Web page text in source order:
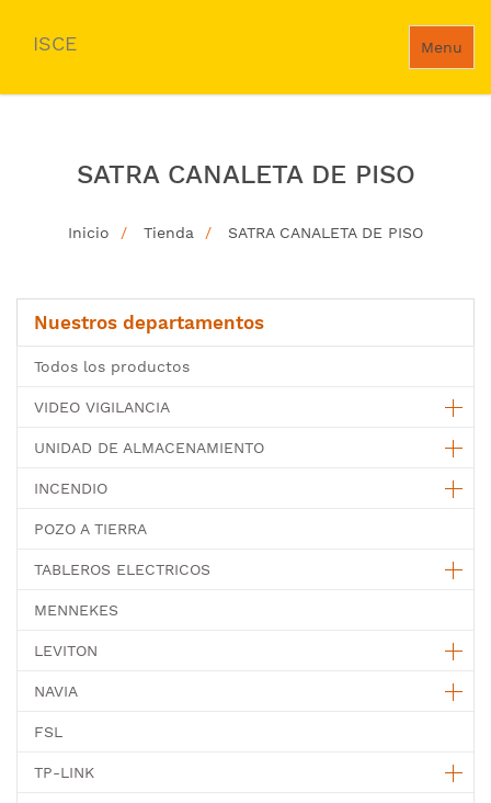
Menu
ISCE
SATRA CANALETA DE PISO
Inicio Tienda SATRA CANALETA DE PISO
Nuestros departamentos
Todos los productos
VIDEO VIGILANCIA
UNIDAD DE ALMACENAMIENTO
INCENDIO
POZO A TIERRA
TABLEROS ELECTRICOS
MENNEKES
LEVITON
NAVIA
FSL
TP-LINK